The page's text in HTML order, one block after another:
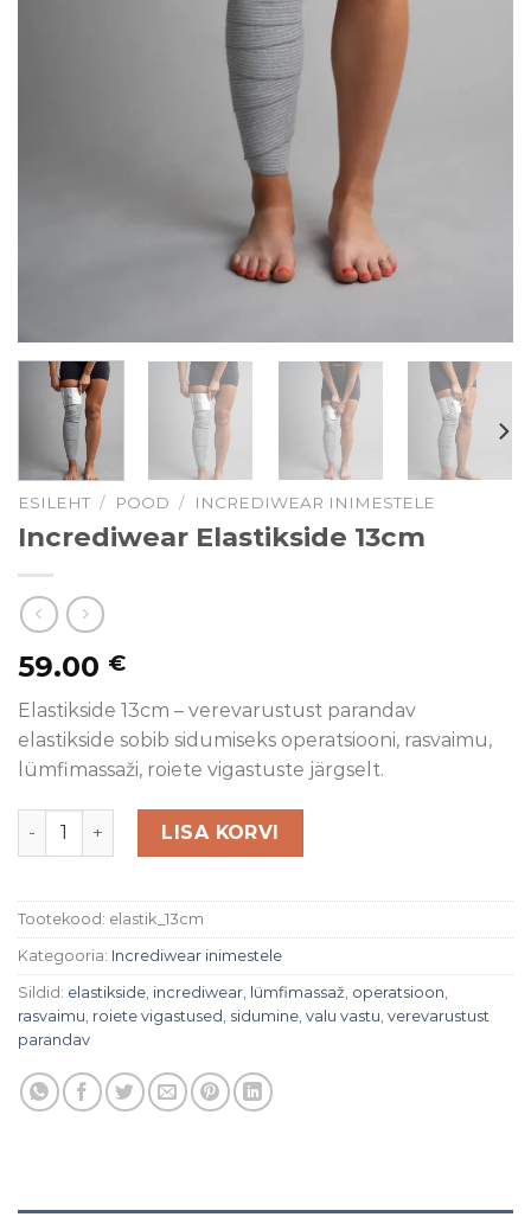
ESILEHT / POOD / INCREDIWEAR INIMESTELE
Incrediwear Elastikside 13cm
59.00 €
Elastikside 13cm – verevarustust parandav
elastikside sobib sidumiseks operatsiooni, rasvaimu,
lümfimassaži, roiete vigastuste järgselt.
Incrediwear Elastikside 13cm kogus
LISA KORVI
Tootekood: elastik_13cm
Kategooria: Incrediwear inimestele
Sildid: elastikside incrediwear lümfimassaž operatsioon
rasvaimu roiete vigastused sidumine valu vastu verevarustust
parandav